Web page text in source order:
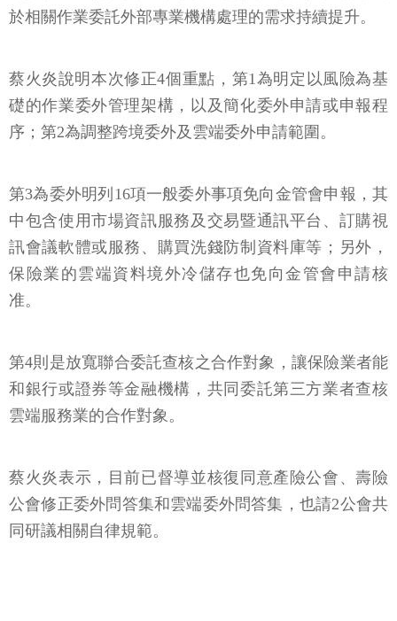
於相關作業委託外部專業機構處理的需求持續提升。
蔡火炎說明本次修正4個重點，第1為明定以風險為基
礎的作業委外管理架構，以及簡化委外申請或申報程
序；第2為調整跨境委外及雲端委外申請範圍。
第3為委外明列16項一般委外事項免向金管會申報，其
中包含使用市場資訊服務及交易暨通訊平台、訂購視
訊會議軟體或服務、購買洗錢防制資料庫等；另外，
保險業的雲端資料境外冷儲存也免向金管會申請核
准。
第4則是放寬聯合委託查核之合作對象，讓保險業者能
和銀行或證券等金融機構，共同委託第三方業者查核
雲端服務業的合作對象。
蔡火炎表示，目前已督導並核復同意產險公會、壽險
公會修正委外問答集和雲端委外問答集，也請2公會共
同研議相關自律規範。